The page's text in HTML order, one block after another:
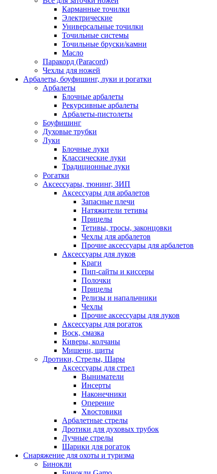
Карманные точилки
Электрические
Универсальные точилки
Точильные системы
Точильные бруски/камни
Масло
Паракорд (Paracord)
Чехлы для ножей
Арбалеты, боуфишинг, луки и рогатки
Арбалеты
Блочные арбалеты
Рекурсивные арбалеты
Арбалеты-пистолеты
Боуфишинг
Духовые трубки
Луки
Блочные луки
Классические луки
Традиционные луки
Рогатки
Аксессуары, тюнинг, ЗИП
Аксессуары для арбалетов
Запасные плечи
Натяжители тетивы
Прицелы
Тетивы, тросы, законцовки
Чехлы для арбалетов
Прочие аксессуары для арбалетов
Аксессуары для луков
Краги
Пип-сайты и киссеры
Полочки
Прицелы
Релизы и напальчники
Чехлы
Прочие аксессуары для луков
Аксессуары для рогаток
Воск, смазка
Киверы, колчаны
Мишени, щиты
Дротики, Стрелы, Шары
Аксессуары для стрел
Выниматели
Инсерты
Наконечники
Оперение
Хвостовики
Арбалетные стрелы
Дротики для духовых трубок
Лучные стрелы
Шарики для рогаток
Снаряжение для охоты и туризма
Бинокли